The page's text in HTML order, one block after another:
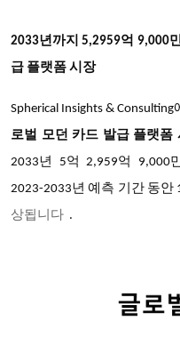
2033년까지5,2959억 9,000
급 플랫폼 시장
Spherical Insights &
로벌 모던 카드 발급 플랫폼
2033년 5억 2,959억 9,000
2023-2033년 예측 기간 동안
상됩니다 .